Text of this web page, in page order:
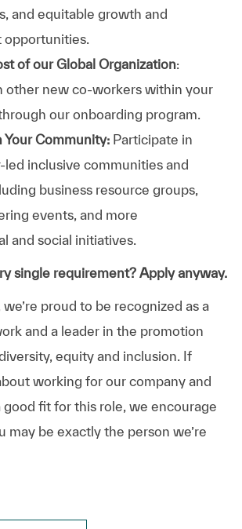
and equitable growth and
of our Global Organization:
other new co-workers within your
our onboarding program.
Community:Participate in
led inclusive communities and
business resource groups,
events, and more
and social initiatives.
single requirement? Apply anyway.
we’re proud to be recognized as a
and a leader in the promotion
equity and inclusion. If
working for our company and
good fit for this role, we encourage
may be exactly the person we’re